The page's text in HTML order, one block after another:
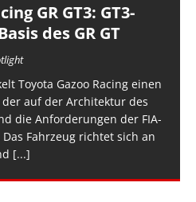
GR GT3: GT3-
des GR GT
Toyota Gazoo Racing einen
der auf der Architektur des
die Anforderungen der FIA-
Fahrzeug richtet sich an
[...]